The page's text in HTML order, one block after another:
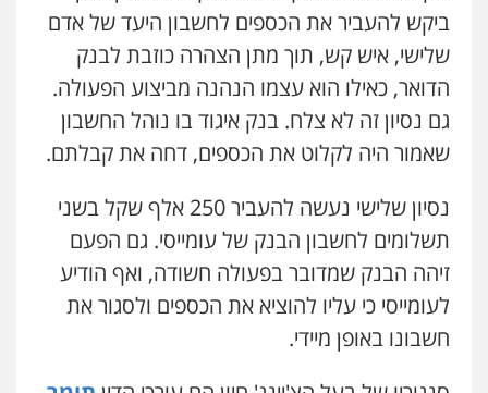
ביקש להעביר את הכספים לחשבון היעד של אדם
שלישי, איש קש, תוך מתן הצהרה כוזבת לבנק
הדואר, כאילו הוא עצמו הנהנה מביצוע הפעולה.
גם נסיון זה לא צלח. בנק איגוד בו נוהל החשבון
שאמור היה לקלוט את הכספים, דחה את קבלתם.
נסיון שלישי נעשה להעביר250 אלף שקל בשני
תשלומים לחשבון הבנק של עומייסי. גם הפעם
זיהה הבנק שמדובר בפעולה חשודה, ואף הודיע
לעומייסי כי עליו להוציא את הכספים ולסגור את
חשבונו באופן מיידי.
צילום עורכי דין שירותים מקצועיים לעורכי
דין
0504578527
רונן הלל – מוניטין
מחיקת כתבות מגוגל ודחיקת אזכורים
שליליים